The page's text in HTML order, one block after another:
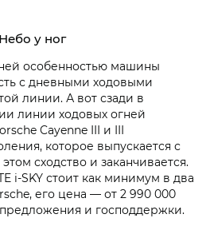
Небо у ног
особенностью машины
с дневными ходовыми
линии. А вот сзади в
линии ходовых огней
Cayenne III и III
которое выпускается с
сходство и заканчивается.
i‑SKY стоит как минимум в два
его цена — от 2 990 000
и господдержки.